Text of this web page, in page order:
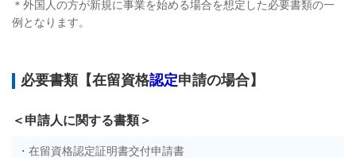
＊外国人の方が新規に事業を始める場合を想定した必要書類の一
例となります。
必要書類【在留資格認定申請の場合】
＜申請人に関する書類＞
・在留資格認定証明書交付申請書